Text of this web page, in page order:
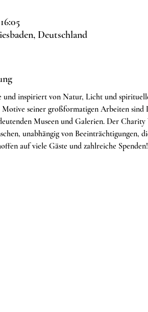
Deutschland
und inspiriert von Natur, Licht und
Motive seiner großformatigen Arbeiten sind
Museen und Galerien. Der
unabhängig von Beeinträchtigungen,
auf viele Gäste und zahlreiche Spenden!